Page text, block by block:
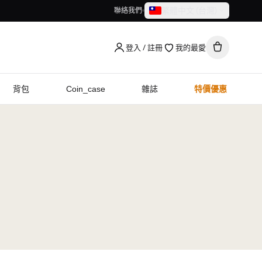
聯絡我們
繁體中文（台灣）
登入 / 註冊
我的最愛
背包 Coin_case 雜誌 特價優惠